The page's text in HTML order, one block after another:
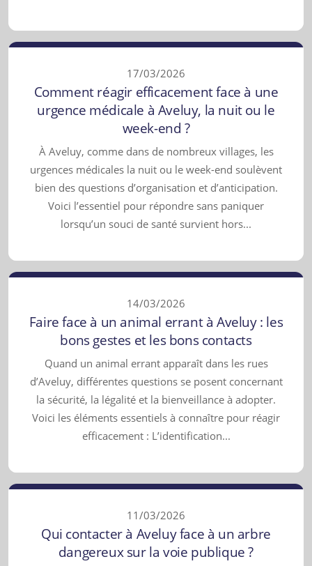
17/03/2026
Comment réagir efficacement face à une
urgence médicale à Aveluy, la nuit ou le
week-end ?
À Aveluy, comme dans de nombreux villages, les
urgences médicales la nuit ou le week-end soulèvent
bien des questions d’organisation et d’anticipation.
Voici l’essentiel pour répondre sans paniquer
lorsqu’un souci de santé survient hors...
14/03/2026
Faire face à un animal errant à Aveluy : les
bons gestes et les bons contacts
Quand un animal errant apparaît dans les rues
d’Aveluy, différentes questions se posent concernant
la sécurité, la légalité et la bienveillance à adopter.
Voici les éléments essentiels à connaître pour réagir
efficacement : L’identification...
11/03/2026
Qui contacter à Aveluy face à un arbre
dangereux sur la voie publique ?